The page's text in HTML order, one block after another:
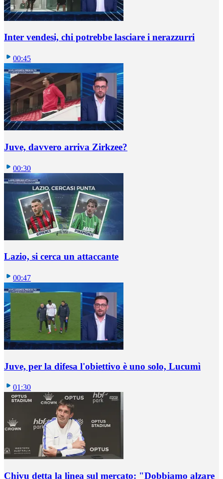
Inter vendesi, chi potrebbe lasciare i nerazzurri
00:45
Juve, davvero arriva Zirkzee?
00:30
Lazio, si cerca un attaccante
00:47
Juve, per la difesa l'obiettivo è uno solo, Lucumì
01:30
Chivu detta la linea sul mercato: "Dobbiamo alzare